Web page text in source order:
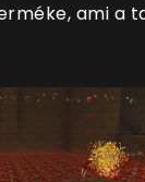
ami a